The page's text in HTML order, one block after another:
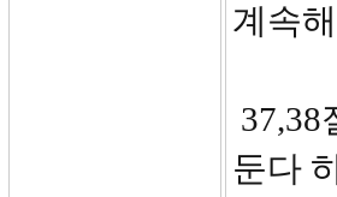
계속
37,38
둔다